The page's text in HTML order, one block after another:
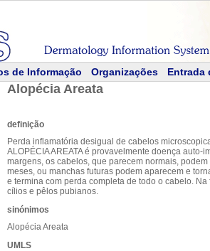
de Informação Organizações Entrada
Alopécia Areata
definição
Perda inflamatória desigual de cabelos
ALOPÉCIA AREATA é provavelmente doença
margens, os cabelos, que parecem normais,
meses, ou manchas futuras podem aparecem e
e termina com perda completa de todo o cabelo.
cílios e pêlos pubianos.
sinónimos
Alopécia Areata
UMLS